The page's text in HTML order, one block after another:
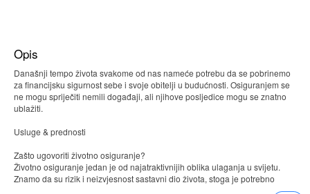
Opis
Današnji tempo života svakome od nas nameće potrebu da se pobrinemo
za financijsku sigurnost sebe i svoje obitelji u budućnosti. Osiguranjem se
ne mogu spriječiti nemili događaji, ali njihove posljedice mogu se znatno
ublažiti.
Usluge & prednosti
Zašto ugovoriti životno osiguranje?
Životno osiguranje jedan je od najatraktivnijih oblika ulaganja u svijetu.
Znamo da su rizik i neizvjesnost sastavni dio života, stoga je potrebno